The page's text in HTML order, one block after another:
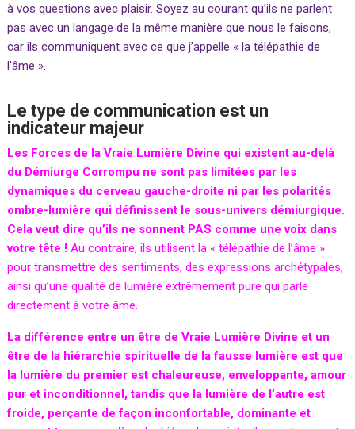
à vos questions avec plaisir. Soyez au courant qu’ils ne parlent
pas avec un langage de la même manière que nous le faisons,
car ils communiquent avec ce que j’appelle « la télépathie de
l’âme ».
Le type de communication est un
indicateur majeur
Les Forces de la Vraie Lumière Divine qui existent au-delà
du Démiurge Corrompu ne sont pas limitées par les
dynamiques du cerveau gauche-droite ni par les polarités
ombre-lumière qui définissent le sous-univers démiurgique.
Cela veut dire qu’ils ne sonnent PAS comme une voix dans
votre tête !Au contraire, ils utilisent la « télépathie de l’âme »
pour transmettre des sentiments, des expressions archétypales,
ainsi qu’une qualité de lumière extrêmement pure qui parle
directement à votre âme.
La différence entre un être de Vraie Lumière Divine et un
être de la hiérarchie spirituelle de la fausse lumière est que
la lumière du premier est chaleureuse, enveloppante, amour
pur et inconditionnel, tandis que la lumière de l’autre est
froide, perçante de façon inconfortable, dominante et